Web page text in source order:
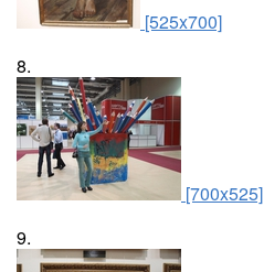
[525x700]
8.
[700x525]
9.